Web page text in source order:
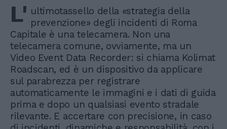
L' ultimotassello della «strategia della
prevenzione» degli incidenti di Roma
Capitale è una telecamera. Non una
telecamera comune, ovviamente, ma un
Video Event Data Recorder: si chiama Kolimat
Roadscan, ed è un dispositivo da applicare
sul parabrezza per registrare
automaticamente le immagini e i dati di guida
prima e dopo un qualsiasi evento stradale
rilevante. E accertare con precisione, in caso